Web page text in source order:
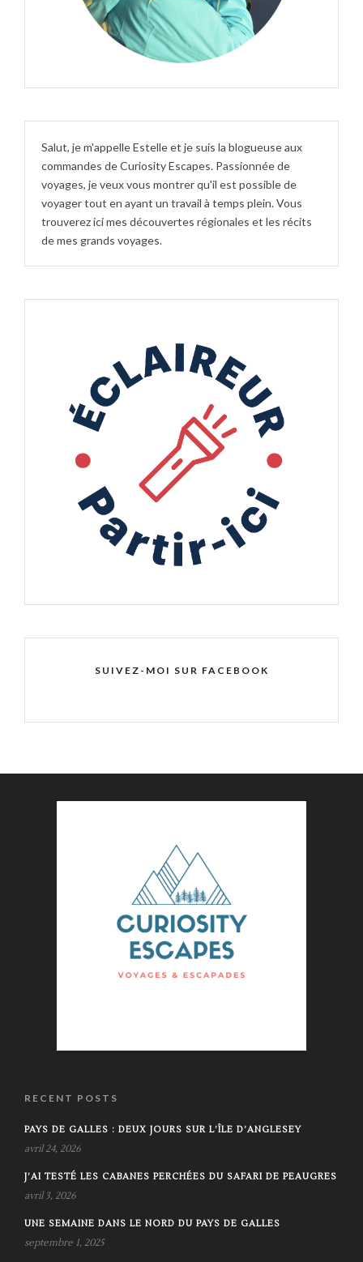
Salut, je m'appelle Estelle et je suis la blogueuse aux
commandes de Curiosity Escapes. Passionnée de
voyages, je veux vous montrer qu'il est possible de
voyager tout en ayant un travail à temps plein. Vous
trouverez ici mes découvertes régionales et les récits
de mes grands voyages.
SUIVEZ-MOI SUR FACEBOOK
RECENT POSTS
PAYS DE GALLES : DEUX JOURS SUR L’ÎLE D’ANGLESEY
avril 24, 2026
J’AI TESTÉ LES CABANES PERCHÉES DU SAFARI DE PEAUGRES
avril 3, 2026
UNE SEMAINE DANS LE NORD DU PAYS DE GALLES
septembre 1, 2025